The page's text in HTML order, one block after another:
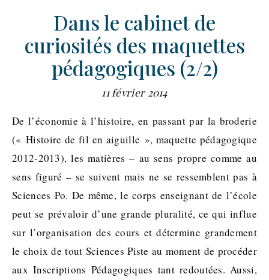
Dans le cabinet de
curiosités des maquettes
pédagogiques (2/2)
11 février 2014
De l’économie à l’histoire, en passant par la broderie
(« Histoire de fil en aiguille », maquette pédagogique
2012-2013), les matières – au sens propre comme au
sens figuré – se suivent mais ne se ressemblent pas à
Sciences Po. De même, le corps enseignant de l’école
peut se prévaloir d’une grande pluralité, ce qui influe
sur l’organisation des cours et détermine grandement
le choix de tout Sciences Piste au moment de procéder
aux Inscriptions Pédagogiques tant redoutées. Aussi,